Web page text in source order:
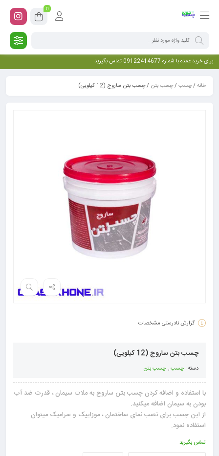
0
برای خرید عمده با شماره 09122414677 تماس بگیرید
خانه/چسب/چسب بتن / چسب بتن ساروج (12 کیلویی)
گزارش نادرستی مشخصات
چسب بتن ساروج (12 کیلویی)
دسته: چسب, چسب بتن
با استفاده و اضافه کردن چسب بتن ساروج به ملات سیمان ، قدرت ضد آب
بودن به سیمان اضافه میکنید.
از این چسب برای نصب نمای ساختمان ، موزاییک و سرامیک میتوان
استفاده نمود.
تماس بگیرید